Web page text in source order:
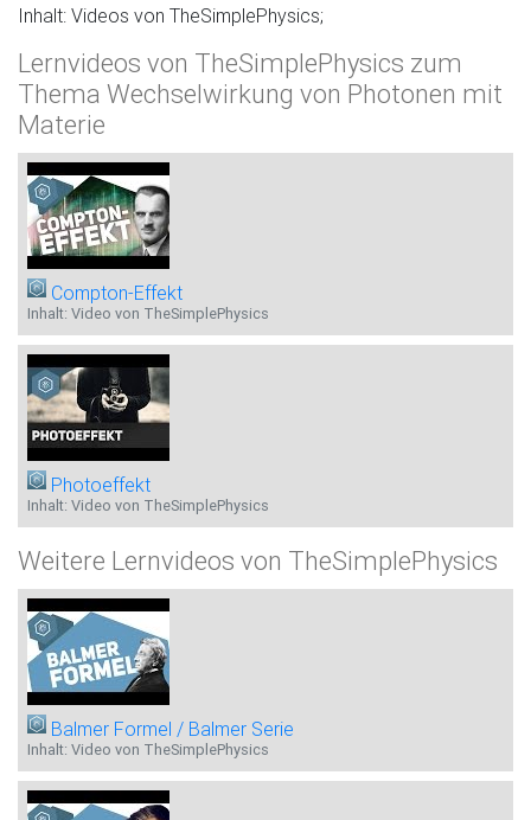
Inhalt: Videos von TheSimplePhysics;
Lernvideos von TheSimplePhysics zum
Thema Wechselwirkung von Photonen mit
Materie
Compton-Effekt
Inhalt: Video von TheSimplePhysics
Photoeffekt
Inhalt: Video von TheSimplePhysics
Weitere Lernvideos von TheSimplePhysics
Balmer ­Formel / Balmer­ Serie
Inhalt: Video von TheSimplePhysics